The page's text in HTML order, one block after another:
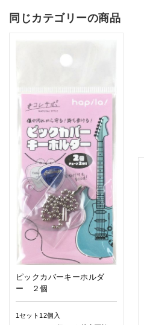
同じカテゴリーの商品
ピックカバーキーホルダ
ー ２個
1セット12個入